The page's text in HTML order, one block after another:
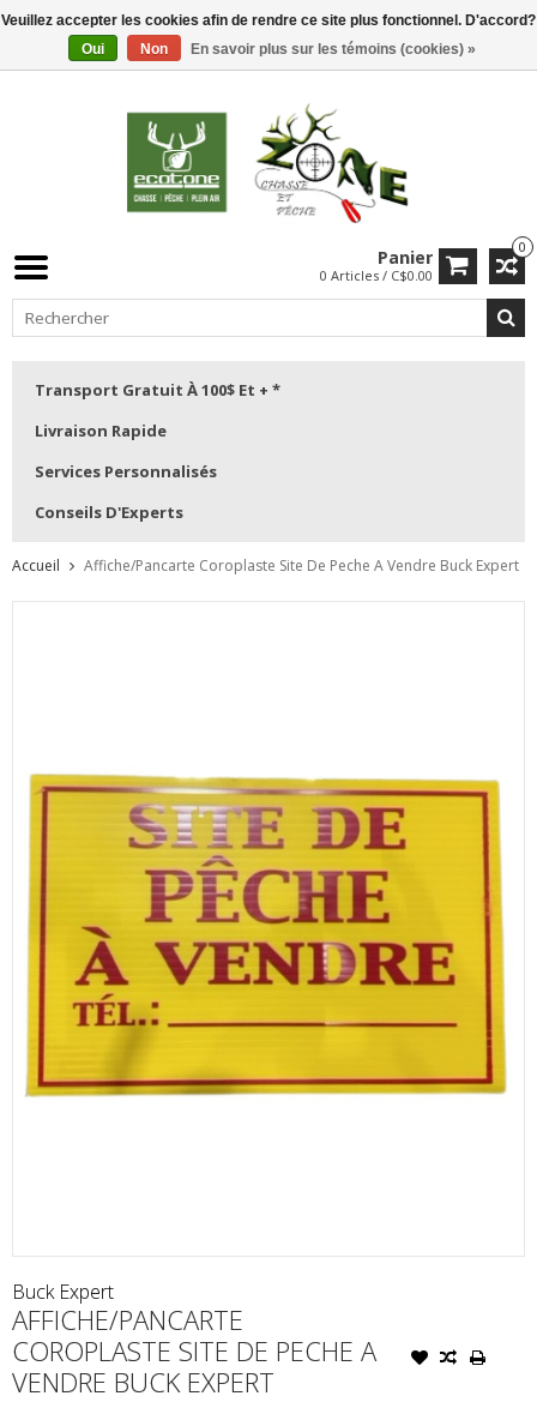
0
Panier
0 Articles / C$0.00
Transport Gratuit À 100$ Et + *
Livraison Rapide
Services Personnalisés
Conseils D'Experts
Accueil Affiche/Pancarte Coroplaste Site De Peche A Vendre Buck Expert
Buck Expert
AFFICHE/PANCARTE
COROPLASTE SITE DE PECHE A
VENDRE BUCK EXPERT
Veuillez accepter les cookies afin de rendre ce site plus fonctionnel. D'accord?
Oui
Non En savoir plus sur les témoins (cookies) »